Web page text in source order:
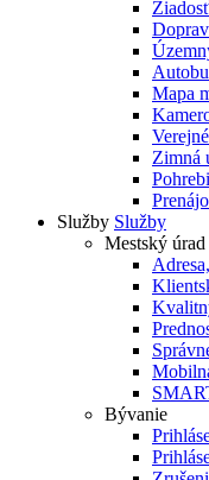
Mapa
Zimná
Služby Služby
Mestský úrad
Bývanie